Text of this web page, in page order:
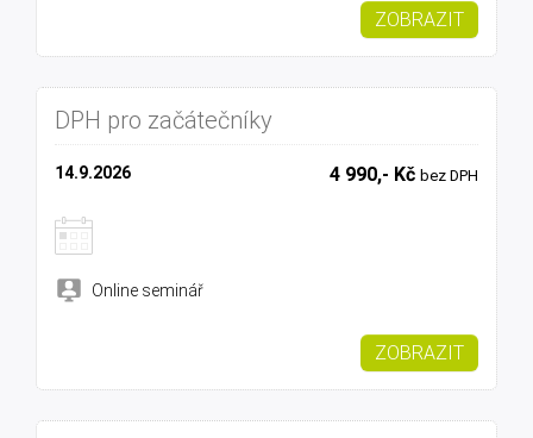
ZOBRAZIT
DPH pro začátečníky
4 990,- Kč bez DPH
14.9.2026
Online seminář
ZOBRAZIT